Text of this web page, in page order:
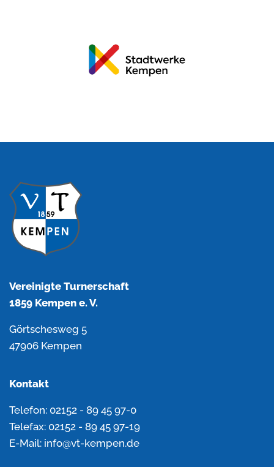
Vereinigte Turnerschaft
1859 Kempen e. V.
Görtschesweg 5
47906 Kempen
Kontakt
Telefon: 02152 - 89 45 97-0
Telefax: 02152 - 89 45 97-19
E-Mail: info@vt-kempen.de